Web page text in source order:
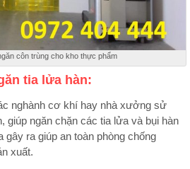
côn trùng cho kho thực phẩm
tia lửa hàn:
nghành cơ khí hay nhà xưởng sử
giúp ngăn chặn các tia lửa và bụi hàn
gây ra giúp an toàn phòng chống
xuất.